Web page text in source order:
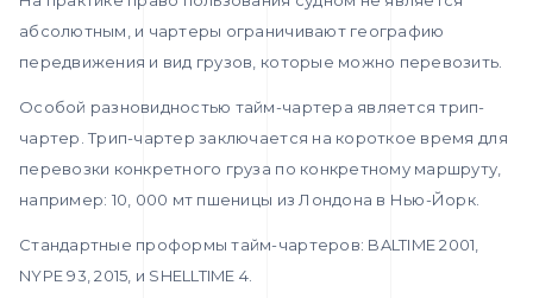
абсолютным, и чартеры ограничивают географию
передвижения и вид грузов, которые можно перевозить.
Особой разновидностью тайм-чартера является трип-
чартер. Трип-чартер заключается на короткое время для
перевозки конкретного груза по конкретному маршруту,
например: 10, 000 мт пшеницы из Лондона в Нью-Йорк.
Стандартные проформы тайм-чартеров: BALTIME 2001,
NYPE 93, 2015, и SHELLTIME 4.